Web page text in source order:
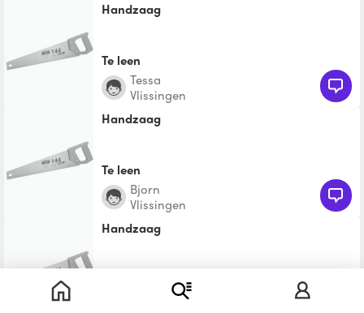
Handzaag
Te leen
Tessa
Vlissingen
Handzaag
Te leen
Bjorn
Vlissingen
Handzaag